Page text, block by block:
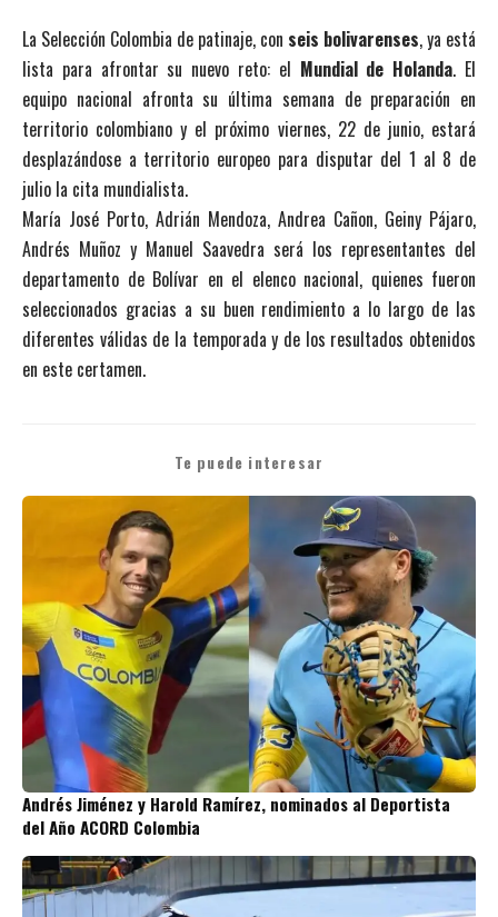
La Selección Colombia de patinaje, con seis bolivarenses, ya está
lista para afrontar su nuevo reto: el Mundial de Holanda. El
equipo nacional afronta su última semana de preparación en
territorio colombiano y el próximo viernes, 22 de junio, estará
desplazándose a territorio europeo para disputar del 1 al 8 de
julio la cita mundialista.
María José Porto, Adrián Mendoza, Andrea Cañon, Geiny Pájaro,
Andrés Muñoz y Manuel Saavedra será los representantes del
departamento de Bolívar en el elenco nacional, quienes fueron
seleccionados gracias a su buen rendimiento a lo largo de las
diferentes válidas de la temporada y de los resultados obtenidos
en este certamen.
Te puede interesar
Andrés Jiménez y Harold Ramírez, nominados al Deportista
del Año ACORD Colombia